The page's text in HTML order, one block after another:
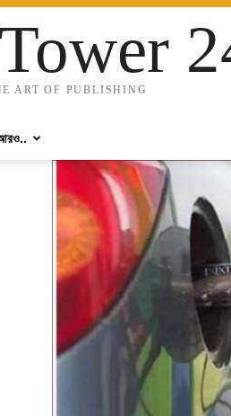
ART OF PUBLISHING